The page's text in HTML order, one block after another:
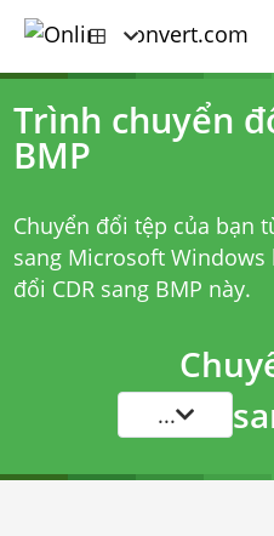
Trình chuyển
BMP
Chuyển đổi tệp của bạn
sang Microsoft Windows
đổi CDR sang BMP này.
...